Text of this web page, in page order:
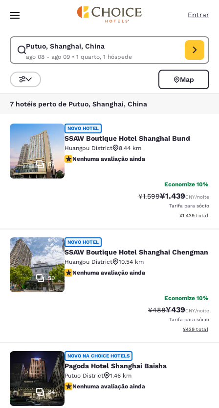
Pular Para Conteúdo Principal
Entrar
Putuo, Shanghai, China
ago 08 - ago 09• 1 quarto, 1 hóspede
Modificar pesquisa para Putuo, Shanghai, China. Data de check-in
Classificar e filtrar
Map
7 hotéis perto de Putuo, Shanghai, China
SSAW Boutique Hotel Shanghai
58
NOVO HOTEL
SSAW Boutique Hotel Shanghai Bund
Huangpu District
8.44 km
Nenhuma avaliação ainda
Nenhuma avaliação ainda
Economize 10%
Tarifa anterior
¥1.599Tarifa com
¥1.439CNY/noite
Tarifa para sócio
Exibir detalhes
¥1.439 total
SSAW Boutique Hotel Shanghai
50
NOVO HOTEL
SSAW Boutique Hotel Shanghai Chengman
Huangpu District
10.54 km
Nenhuma avaliação ainda
Nenhuma avaliação ainda
Economize 10%
Tarifa anterior
¥488Tarifa com
¥439CNY/noite
Tarifa para sócio
Exibir
¥439 total
Pagoda Hotel Shanghai Baisha
84
NOVO NA CHOICE HOTELS
Pagoda Hotel Shanghai Baisha
Putuo District
1.46 km
Nenhuma avaliação ainda
Nenhuma avaliação ainda